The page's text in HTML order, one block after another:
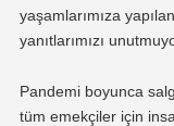
yaşamlarımıza
yanıtlarımızı
Pandemi boyunca
tüm emekçiler için